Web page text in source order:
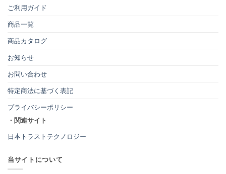
ご利用ガイド
商品一覧
商品カタログ
お知らせ
お問い合わせ
特定商法に基づく表記
プライバシーポリシー
・関連サイト
日本トラストテクノロジー
当サイトについて